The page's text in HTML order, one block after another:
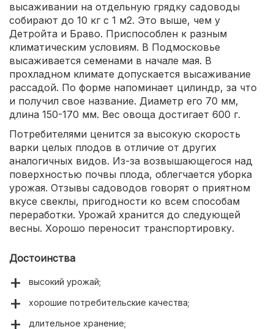
высаживании на отдельную грядку садоводы
собирают до 10 кг с 1 м2. Это выше, чем у
Детройта и Браво. Приспособлен к разным
климатическим условиям. В Подмосковье
высаживается семенами в начале мая. В
прохладном климате допускается высаживание
рассадой. По форме напоминает цилиндр, за что
и получил свое название. Диаметр его 70 мм,
длина 150-170 мм. Вес овоща достигает 600 г.
Потребителями ценится за высокую скорость
варки целых плодов в отличие от других
аналогичных видов. Из-за возвышающегося над
поверхностью почвы плода, облегчается уборка
урожая. Отзывы садоводов говорят о приятном
вкусе свеклы, пригодности ко всем способам
переработки. Урожай хранится до следующей
весны. Хорошо переносит транспортировку.
Достоинства
высокий урожай;
хорошие потребительские качества;
длительное хранение;